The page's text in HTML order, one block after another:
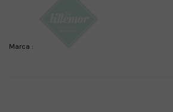
Marca :